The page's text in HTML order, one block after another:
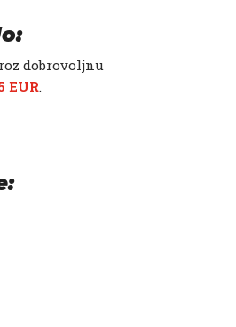
dobrovoljnu
EUR.